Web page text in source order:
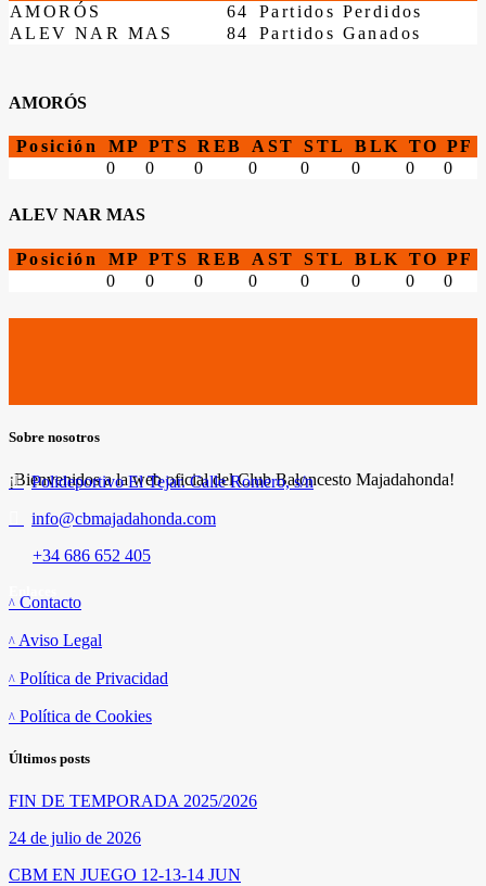
AMORÓS
64
Partidos Perdidos
ALEV NAR MAS
84 Partidos Ganados
AMORÓS
Posición MP PTS REB AST STL BLK TO PF
0
0 0 0 0 0 0 0
ALEV NAR MAS
Posición MP PTS REB AST STL BLK TO PF
0
0 0 0 0 0 0 0
Sobre nosotros
¡Bienvenidos a la web oficial del Club Baloncesto Majadahonda!
Polideportivo El Tejar. Calle Romero, s/n
info@cbmajadahonda.com
+34 686 652 405
Contacto
Aviso Legal
Política de Privacidad
Política de Cookies
Últimos posts
FIN DE TEMPORADA 2025/2026
24 de julio de 2026
CBM EN JUEGO 12-13-14 JUN